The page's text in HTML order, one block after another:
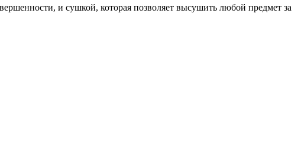
и сушкой, которая позволяет высушить любой предмет за